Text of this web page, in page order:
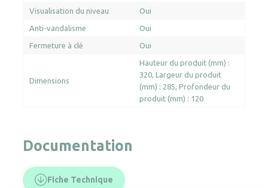
Visualisation du niveau Oui
Anti-vandalisme Oui
Fermeture à clé Oui
Dimensions
Hauteur du produit (mm) :
320 Largeur du produit
(mm) : 285 Profondeur du
produit (mm) : 120
Documentation
Fiche Technique